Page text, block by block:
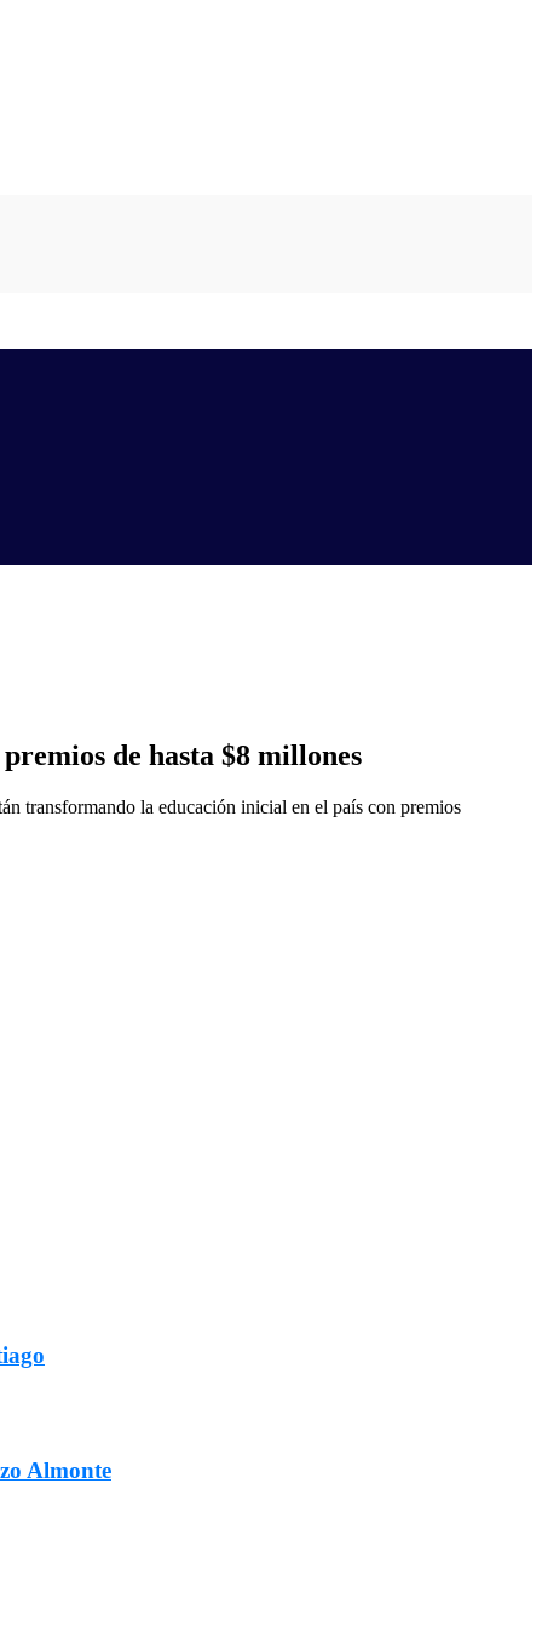
de hasta $8 millones
transformando la educación inicial en el país con premios
Almonte